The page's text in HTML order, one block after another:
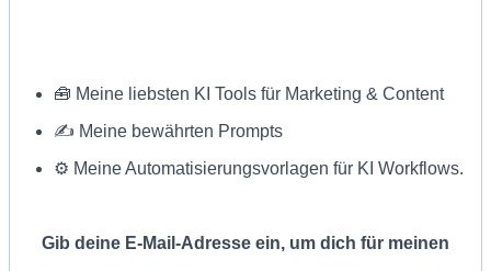
🧰 Meine liebsten KI Tools für Marketing & Content
✍ Meine bewährten Prompts
⚙️ Meine Automatisierungsvorlagen für KI Workflows.
Gib deine E-Mail-Adresse ein, um dich für meinen